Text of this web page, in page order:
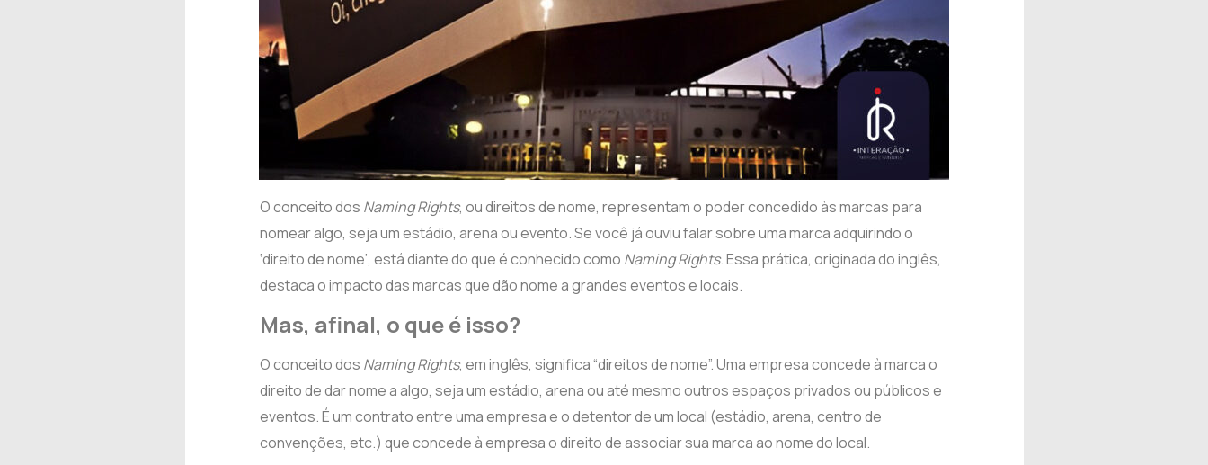
O conceito dos Naming Rights, ou direitos de nome, representam o poder concedido às marcas para
nomear algo, seja um estádio, arena ou evento. Se você já ouviu falar sobre uma marca adquirindo o
‘direito de nome’, está diante do que é conhecido como Naming Rights. Essa prática, originada do inglês,
destaca o impacto das marcas que dão nome a grandes eventos e locais.
Mas, afinal, o que é isso?
O conceito dos Naming Rights, em inglês, significa “direitos de nome”. Uma empresa concede à marca o
direito de dar nome a algo, seja um estádio, arena ou até mesmo outros espaços privados ou públicos e
eventos. É um contrato entre uma empresa e o detentor de um local (estádio, arena, centro de
convenções, etc.) que concede à empresa o direito de associar sua marca ao nome do local.